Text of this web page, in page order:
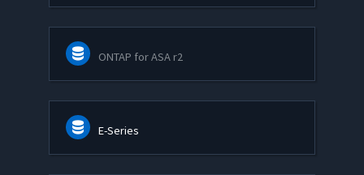
ONTAP for ASA r2
E-Series